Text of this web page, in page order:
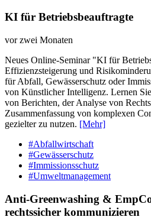
KI für Betriebsbeauftragte
vor zwei Monaten
Neues Online-Seminar "KI für
Effizienzsteigerung und
für Abfall, Gewässerschutz oder
von Künstlicher Intelligenz. Lernen
von Berichten, der Analyse von
Zusammenfassung von komplexen
gezielter zu nutzen. [Mehr]
#Abfallwirtschaft
#Gewässerschutz
#Immissionsschutz
#Umweltmanagement
Anti-Greenwashing &
rechtssicher kommunizieren